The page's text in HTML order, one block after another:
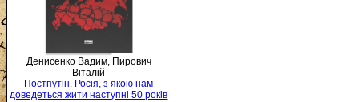
Денисенко Вадим, Пирович
Віталій
Постпутін. Росія, з якою нам
доведеться жити наступні 50 років